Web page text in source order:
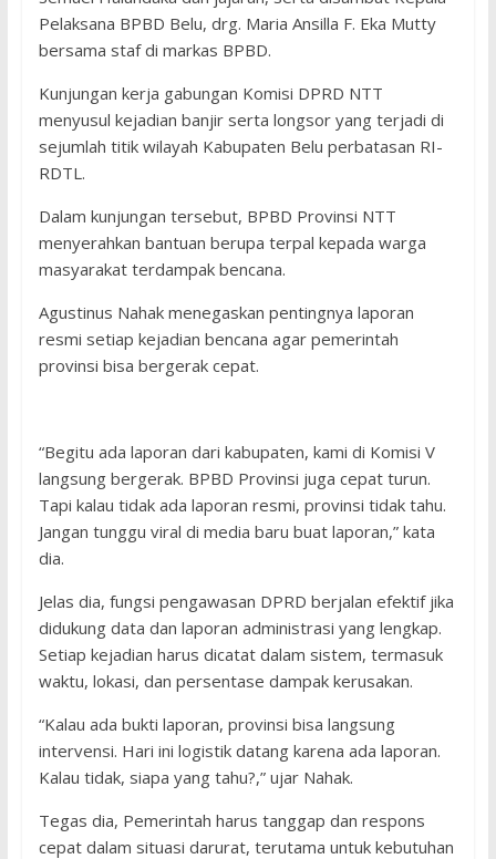
Pelaksana BPBD Belu, drg. Maria Ansilla F. Eka Mutty
bersama staf di markas BPBD.
Kunjungan kerja gabungan Komisi DPRD NTT
menyusul kejadian banjir serta longsor yang terjadi di
sejumlah titik wilayah Kabupaten Belu perbatasan RI-
RDTL.
Dalam kunjungan tersebut, BPBD Provinsi NTT
menyerahkan bantuan berupa terpal kepada warga
masyarakat terdampak bencana.
Agustinus Nahak menegaskan pentingnya laporan
resmi setiap kejadian bencana agar pemerintah
provinsi bisa bergerak cepat.
“Begitu ada laporan dari kabupaten, kami di Komisi V
langsung bergerak. BPBD Provinsi juga cepat turun.
Tapi kalau tidak ada laporan resmi, provinsi tidak tahu.
Jangan tunggu viral di media baru buat laporan,” kata
dia.
Jelas dia, fungsi pengawasan DPRD berjalan efektif jika
didukung data dan laporan administrasi yang lengkap.
Setiap kejadian harus dicatat dalam sistem, termasuk
waktu, lokasi, dan persentase dampak kerusakan.
“Kalau ada bukti laporan, provinsi bisa langsung
intervensi. Hari ini logistik datang karena ada laporan.
Kalau tidak, siapa yang tahu?,” ujar Nahak.
Tegas dia, Pemerintah harus tanggap dan respons
cepat dalam situasi darurat, terutama untuk kebutuhan